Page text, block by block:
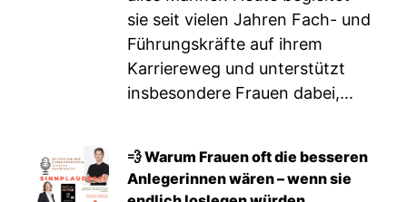
sie seit vielen Jahren Fach- und
Führungskräfte auf ihrem
Karriereweg und unterstützt
insbesondere Frauen dabei,...
💨 Warum Frauen oft die besseren
Anlegerinnen wären – wenn sie